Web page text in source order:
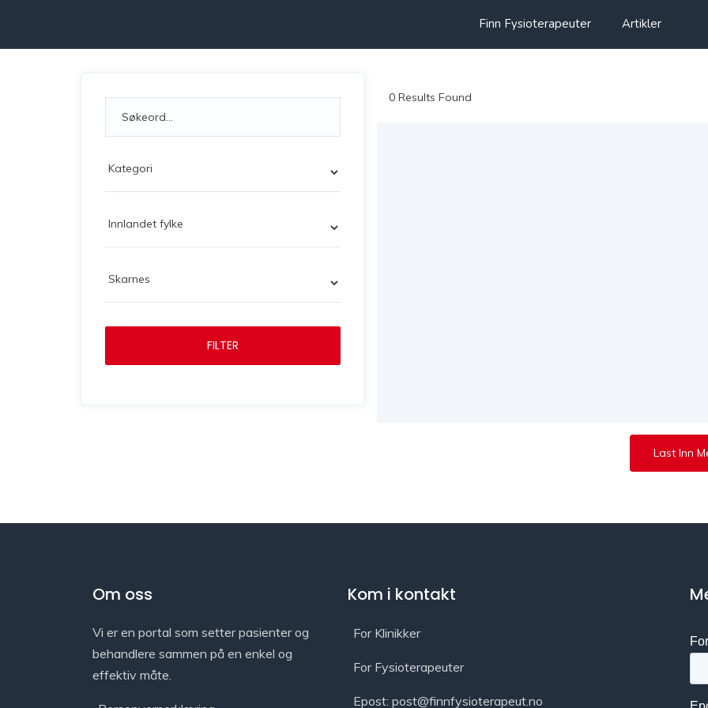
Finn Fysioterapeuter Artikler
FILTER
0 Results Found
Last Inn
Om oss
Vi er en portal som setter pasienter og
behandlere sammen på en enkel og
effektiv måte.
Kom i kontakt
For Klinikker
For Fysioterapeuter
Epost: post@finnfysioterapeut.no